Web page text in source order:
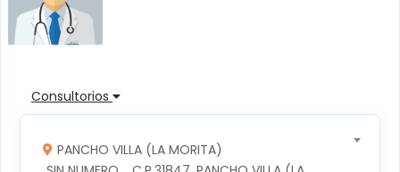
Consultorios
PANCHO VILLA (LA MORITA)